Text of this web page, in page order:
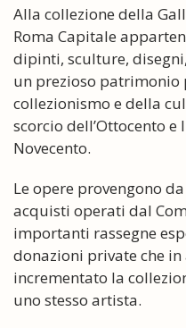
Alla collezione della
Roma Capitale
dipinti, sculture,
un prezioso patrimonio
collezionismo e della
scorcio dell’Ottocento
Novecento.
Le opere provengono
acquisti operati dal
importanti rassegne
donazioni private che
incrementato la
uno stesso artista.